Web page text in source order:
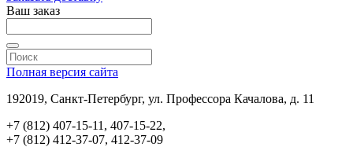
Ваш заказ
Полная версия сайта
192019, Санкт-Петербург, ул. Профессора Качалова, д. 11
+7 (812) 407-15-11, 407-15-22,
+7 (812) 412-37-07, 412-37-09